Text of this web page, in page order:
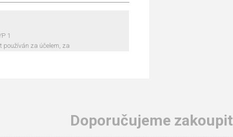
1
používán za účelem, za
Doporučujeme zakoupit